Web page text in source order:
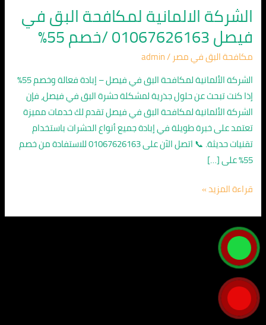
الشركة الالمانية لمكافحة البق في
فيصل 01067626163 /خصم 55%
مكافحة البق في مصر/
admin
الشركة الألمانية لمكافحة البق في فيصل – إبادة فعالة وخصم 55%
إذا كنت تبحث عن حلول جذرية لمشكلة حشرة البق في فيصل، فإن
الشركة الألمانية لمكافحة البق في فيصل تقدم لك خدمات مميزة
تعتمد على خبرة طويلة في إبادة جميع أنواع الحشرات باستخدام
تقنيات حديثة. 📞 اتصل الآن على 01067626163 للاستفادة من خصم
55% على […]
لمكافحة
البق
في
فيصل
01067626163
/
خصم
55%
قراءة المزيد »